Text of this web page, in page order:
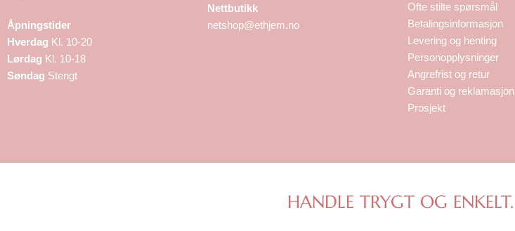
Åpningstider
Hverdag Kl. 10-20
Lørdag Kl. 10-18
Søndag Stengt
Nettbutikk
netshop@ethjem.no
Ofte stilte spørsmål
Betalingsinformasjon
Levering og henting
Personopplysninger
Angrefrist og retur
Garanti og reklamasjon
Prosjekt
HANDLE TRYGT OG ENKELT.